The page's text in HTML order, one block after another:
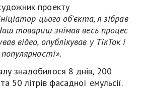
проекту
цього об’єкта, я зібрав
товариш знімав весь процес
відео, опублікував у ТікТок і
знадобилося 8 днів, 200
50 літрів фасадної емульсії.